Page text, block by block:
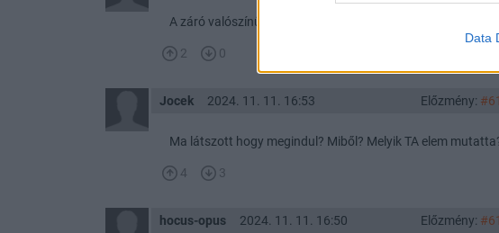
Data
A záró valószínűleg itt lesz 690-692-n.
2 0
Jocek 2024. 11. 11. 16:53 Előzmény:
Ma látszott hogy megindul? Miből? Melyik TA elem
4 3
hocus-opus 2024. 11. 11. 16:50 Előzmény: